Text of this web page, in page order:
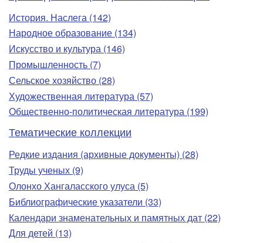
История. Наслега (142)
Народное образование (134)
Искусство и культура (146)
Промышленность (7)
Сельское хозяйство (28)
Художественная литература (57)
Общественно-политическая литература (199)
Тематические коллекции
Редкие издания (архивные документы) (28)
Труды ученых (9)
Олонхо Хангаласского улуса (5)
Библиографические указатели (33)
Календари знаменательных и памятных дат (22)
Для детей (13)